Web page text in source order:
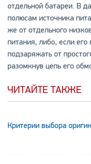
отдельной батареи. В
полюсам источника
же от отдельного
питания, либо, если
подзаряжать от
разомкнув цепь его
ЧИТАЙТЕ ТАКЖЕ
Критерии выбора